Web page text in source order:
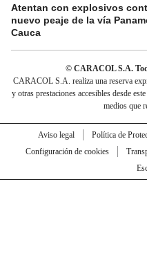
Atentan con explosivos
nuevo peaje de la vía
Cauca
© CARACOL S.A.
CARACOL S.A. realiza una reserva
y otras prestaciones accesibles desde
medios que
Aviso legal Política de
Configuración de cookies